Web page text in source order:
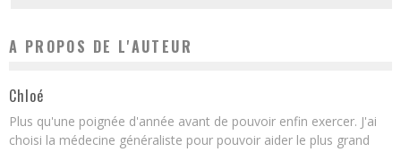
A PROPOS DE L'AUTEUR
Chloé
Plus qu'une poignée d'année avant de pouvoir enfin exercer. J'ai
choisi la médecine généraliste pour pouvoir aider le plus grand